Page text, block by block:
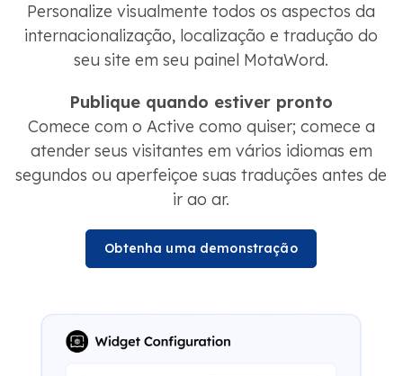
Personalize visualmente todos os aspectos da
internacionalização, localização e tradução do
seu site em seu painel MotaWord.
Publique quando estiver pronto
Comece com o Active como quiser; comece a
atender seus visitantes em vários idiomas em
segundos ou aperfeiçoe suas traduções antes de
ir ao ar.
Obtenha uma demonstração